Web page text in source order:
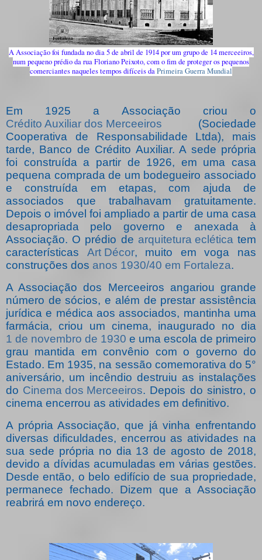
AAssociação foi fundada no dia 5 de abril de 1914 por um grupo de 14 merceeiros,
num pequeno prédio da rua Floriano Peixoto, com o fim de proteger os pequenos
comerciantes naqueles tempos difíceis daPrimeira Guerra Mundial
Em 1925 a Associação criou o
Crédito Auxiliar dos Merceeiros (Sociedade
Cooperativa de Responsabilidade Ltda), mais
tarde, Banco de Crédito Auxiliar. A sede própria
foi construída a partir de 1926, em uma casa
pequena comprada de um bodegueiro associado
e construída em etapas, com ajuda de
associados que trabalhavam gratuitamente.
Depois o imóvel foi ampliado a partir de uma casa
desapropriada pelo governo e anexada à
Associação. O prédio de arquitetura ecléticatem
características Art Décor, muito em voga nas
construções dos anos 1930/40 em Fortaleza.
A Associação dos Merceeiros angariou grande
número de sócios, e além de prestar assistência
jurídica e médica aos associados, mantinha uma
farmácia, criou um cinema, inaugurado no dia
1 de novembro de 1930 e uma escola de primeiro
grau mantida em convênio com o governo do
Estado. Em 1935, na sessão comemorativa do 5°
aniversário, um incêndio destruiu as instalações
do Cinema dos Merceeiros. Depois do sinistro, o
cinema encerrou as atividades em definitivo.
A própria Associação, que já vinha enfrentando
diversas dificuldades, encerrou as atividades na
sua sede própria no dia 13 de agosto de 2018,
devido a dívidas acumuladas em várias gestões.
Desde então, o belo edifício de sua propriedade,
permanece fechado. Dizem que a Associação
reabrirá em novo endereço.